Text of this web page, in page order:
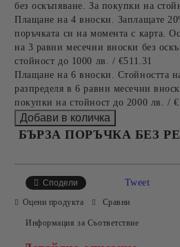
без оскъпяване. За покупки на
Плащане на 4 вноски. Заплащате
поръчката си на момента с карта.
на 3 равни месечни вноски без
стойност до 1000 лв. / €511.31
Плащане на 6 вноски. Стойността
разпределя в 6 равни месечни
покупки на стойност до 2000 лв. /
БЪРЗА ПОРЪЧКА БЕЗ
Сподели
Tweet
Оцени продукта Сравни
Информация за Съответствие